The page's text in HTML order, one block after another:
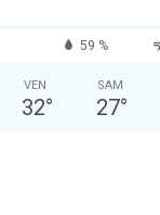
59 %
VEN
32°
SAM
27°